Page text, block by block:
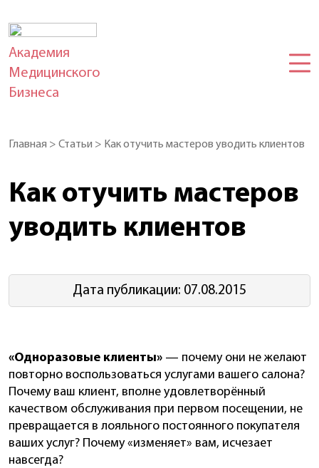
Академия
Медицинского
Бизнеса
Главная > Статьи > Как отучить мастеров уводить клиентов
Как отучить мастеров
уводить клиентов
Дата публикации: 07.08.2015
«Одноразовые клиенты» — почему они не желают
повторно воспользоваться услугами вашего салона?
Почему ваш клиент, вполне удовлетворённый
качеством обслуживания при первом посещении, не
превращается в лояльного постоянного покупателя
ваших услуг? Почему «изменяет» вам, исчезает
навсегда?